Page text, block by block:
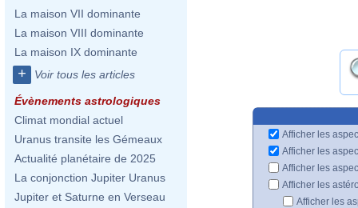
La maison VII dominante
La maison VIII dominante
La maison IX dominante
+ Voir tous les articles
Évènements astrologiques
Climat mondial actuel
Uranus transite les Gémeaux
Actualité planétaire de 2025
La conjonction Jupiter Uranus
Jupiter et Saturne en Verseau
Afficher les
Afficher les
Afficher les
Afficher les
Afficher les